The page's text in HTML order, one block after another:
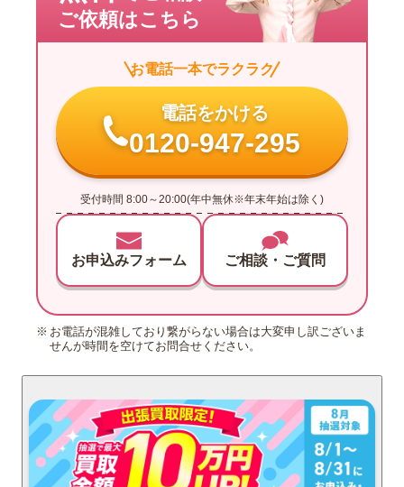
ご依頼はこちら
お電話一本でラクラク
電話をかける
0120-947-295
受付時間 8:00～20:00(年中無休※年末年始は除く)
お申込みフォーム ご相談・ご質問
お電話が混雑しており繋がらない場合は大変申し訳ございま
せんが時間を空けてお問合せください。